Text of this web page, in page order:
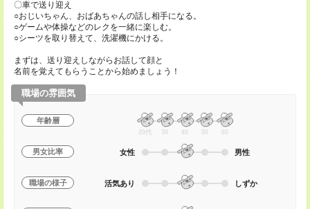
〇車で送り迎え
○おじいちゃん、おばあちゃんの話し相手になる。
○ゲームや体操などのレクを一緒に楽しむ。
○シーツを取り替えて、洗濯機にかける。
まずは、送り迎えしながらお話して顔と
名前を覚えてもらうことから始めましょう！
職場の雰囲気
年齢層
20代 30 40 50 60
男女比率 女性 男性
職場の様子 活気あり しずか